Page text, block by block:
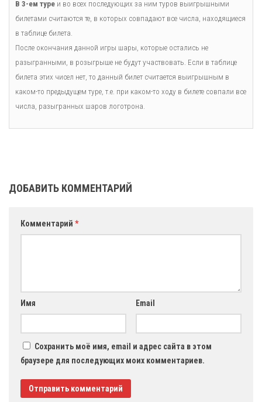
В 3-ем туре и во всех последующих за ним туров выигрышными
билетами считаются те, в которых совпадают все числа, находящиеся
в таблице билета.
После окончания данной игры шары, которые остались не
разыгранными, в розыгрыше не будут участвовать. Если в таблице
билета этих чисел нет, то данный билет считается выигрышным в
каком-то предыдущем туре, т.е. при каком-то ходу в билете совпали все
числа, разыгранных шаров логотрона.
ДОБАВИТЬ КОММЕНТАРИЙ
Комментарий *
Имя Email
Сохранить моё имя, email и адрес сайта в этом
браузере для последующих моих комментариев.